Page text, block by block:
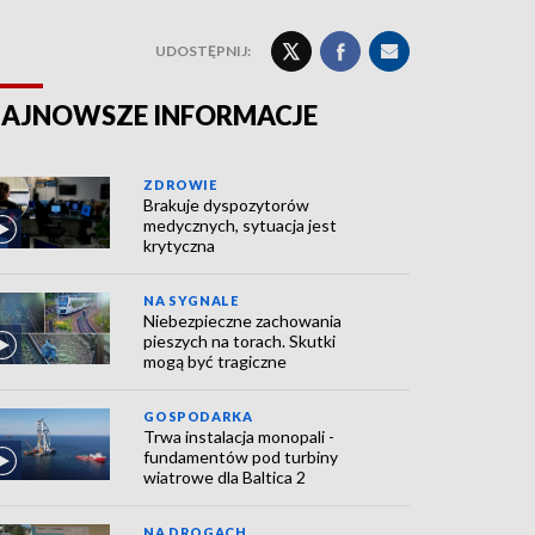
UDOSTĘPNIJ:
INFORMACJE
ZDROWIE
Brakuje dyspozytorów
medycznych, sytuacja jest
krytyczna
NA SYGNALE
Niebezpieczne zachowania
pieszych na torach. Skutki
mogą być tragiczne
GOSPODARKA
Trwa instalacja monopali -
fundamentów pod turbiny
wiatrowe dla Baltica 2